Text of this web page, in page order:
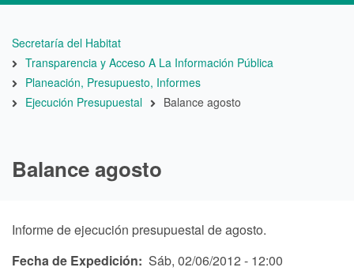
Ruta
de
navegación
Secretaría del Habitat
Transparencia y Acceso A La Información Pública
Planeación, Presupuesto, Informes
Ejecución Presupuestal
Balance agosto
Balance agosto
Informe de ejecución presupuestal de agosto.
Fecha de Expedición
Sáb, 02/06/2012 - 12:00